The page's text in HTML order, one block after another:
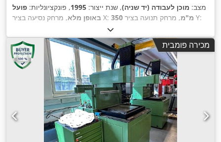
מצב: מוכן לעבודה (יד שניה), שנת ייצור: 1995, פונקציונליות: פועל
באופן מלא , מרחק נסיעה בציר X: 350 מ"מ , מרחק תנועה בציר Y:
(מקס'):400 ק"ג , דגם בקר:AGIEMATIC T,
מכירה פומבית